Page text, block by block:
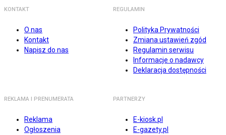
KONTAKT
O nas
Kontakt
Napisz do nas
REGULAMIN
Polityka Prywatności
Zmiana ustawień zgód
Regulamin serwisu
Informacje o nadawcy
Deklaracja dostępności
REKLAMA I PRENUMERATA
Reklama
Ogłoszenia
PARTNERZY
E-kiosk.pl
E-gazety.pl